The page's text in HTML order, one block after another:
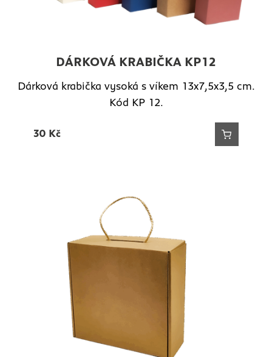
DÁRKOVÁ KRABIČKA KP12
Dárková krabička vysoká s víkem 13x7,5x3,5 cm.
Kód KP 12.
30Kč